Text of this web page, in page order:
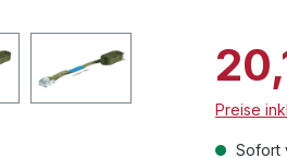
Preise
Sofort